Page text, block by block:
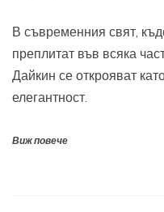
В съвременния свят,
преплитат във всяка
Дайкин се открояват
елегантност.
Виж повече